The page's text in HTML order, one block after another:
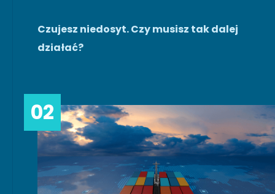
Czujesz niedosyt. Czy musisz tak dalej
działać?
02